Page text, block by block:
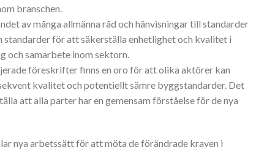
branschen.
av många allmänna råd och hänvisningar till standarder
för att säkerställa enhetlighet och kvalitet i
och samarbete inom sektorn.
föreskrifter finns en oro för att olika aktörer kan
kvalitet och potentiellt sämre byggstandarder. Det
att alla parter har en gemensam förståelse för de nya
nya arbetssätt för att möta de förändrade kraven i